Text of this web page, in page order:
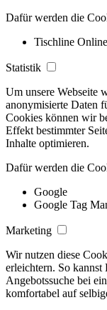
Dafür werden die
Tischline
Statistik
Um unsere Webseite
anonymisierte Daten
Cookies können wir
Effekt bestimmter
Inhalte optimieren.
Dafür werden die
Google
Google Tag
Marketing
Wir nutzen diese
erleichtern. So kannst
Angebotssuche bei
komfortabel auf